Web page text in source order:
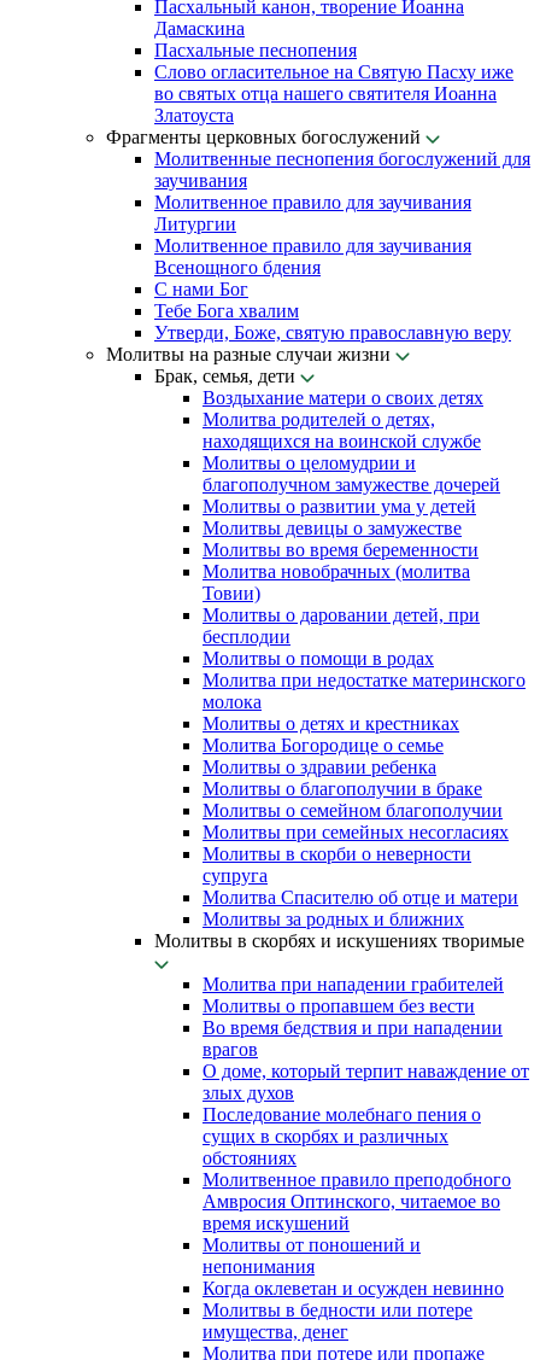
Пасхальный канон, творение Иоанна
Дамаскина
Пасхальные песнопения
Слово огласительное на Святую Пасху иже
во святых отца нашего святителя Иоанна
Златоуста
Фрагменты церковных богослужений
Молитвенные песнопения богослужений для
заучивания
Молитвенное правило для заучивания
Литургии
Молитвенное правило для заучивания
Всенощного бдения
С нами Бог
Тебе Бога хвалим
Утверди, Боже, святую православную веру
Молитвы на разные случаи жизни
Брак, семья, дети
Воздыхание матери о своих детях
Молитва родителей о детях,
находящихся на воинской службе
Молитвы о целомудрии и
благополучном замужестве дочерей
Молитвы о развитии ума у детей
Молитвы девицы о замужестве
Молитвы во время беременности
Молитва новобрачных (молитва
Товии)
Молитвы о даровании детей, при
бесплодии
Молитвы о помощи в родах
Молитва при недостатке материнского
молока
Молитвы о детях и крестниках
Молитва Богородице о семье
Молитвы о здравии ребенка
Молитвы о благополучии в браке
Молитвы о семейном благополучии
Молитвы при семейных несогласиях
Молитвы в скорби о неверности
супруга
Молитва Спасителю об отце и матери
Молитвы за родных и ближних
Молитвы в скорбях и искушениях творимые
Молитва при нападении грабителей
Молитвы о пропавшем без вести
Во время бедствия и при нападении
врагов
О доме, который терпит наваждение от
злых духов
Последование молебнаго пения о
сущих в скорбях и различных
обстояниях
Молитвенное правило преподобного
Амвросия Оптинского, читаемое во
время искушений
Молитвы от поношений и
непонимания
Когда оклеветан и осужден невинно
Молитвы в бедности или потере
имущества, денег
Молитва при потере или пропаже